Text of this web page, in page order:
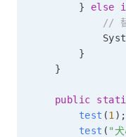
}
else
//
}
}
public
test (1 ) ;
test ( "犬